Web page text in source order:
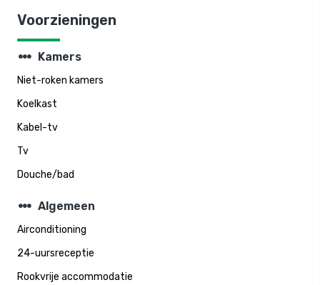
Voorzieningen
steppers Kamers
Niet-roken kamers
Koelkast
Kabel-tv
Tv
Douche/bad
steppers Algemeen
Airconditioning
24-uursreceptie
Rookvrije accommodatie